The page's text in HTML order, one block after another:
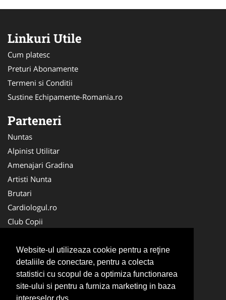
Website-ul utilizeaza cookie pentru a reţine
detaliile de conectare, pentru a colecta
statistici cu scopul de a optimiza functionarea
site-ului si pentru a furniza marketing in baza
Linkuri Utile
Cum platesc
Preturi Abonamente
Termeni si Conditii
Sustine Echipamente-Romania.ro
Parteneri
Nuntas
Alpinist Utilitar
Amenajari Gradina
Artisti Nunta
Brutari
Cardiologul.ro
Club Copii
Ambalaje Romania
Cabinet-Individual.ro
CentruInchirieri.ro
Cursuri Romania